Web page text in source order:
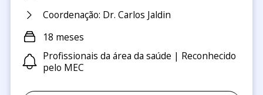
Coordenação: Dr. Carlos Jaldin
18 meses
Profissionais da área da saúde | Reconhecido
pelo MEC